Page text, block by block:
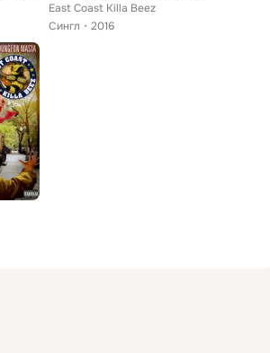
East Coast Killa Beez
Сингл
2016